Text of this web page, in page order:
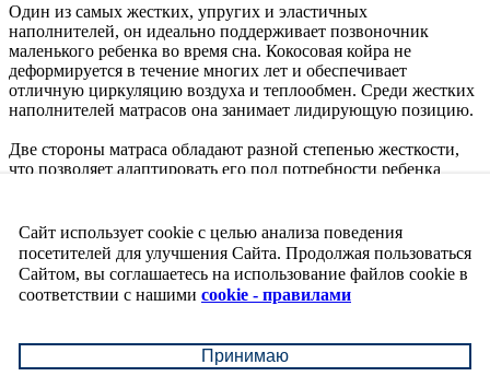
Один из самых жестких, упругих и эластичных
наполнителей, он идеально поддерживает позвоночник
маленького ребенка во время сна. Кокосовая койра не
деформируется в течение многих лет и обеспечивает
отличную циркуляцию воздуха и теплообмен. Среди жестких
наполнителей матрасов она занимает лидирующую позицию.
Две стороны матраса обладают разной степенью жесткости,
что позволяет адаптировать его под потребности ребенка
Съёмный чехол из высококачественного стеганого мягкого
трикотажа. Хорошо проводит воздух и быстро высыхает.
Характеристики
Бренды:Luna Town
Артикул:LUNA-33AV-C
Сайт использует cookie с целью анализа поведения
посетителей для улучшения Сайта. Продолжая пользоваться
Сайтом, вы соглашаетесь на использование файлов cookie в
соответствии с нашими cookie - правилами
Принимаю